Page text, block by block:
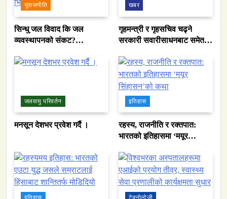
भूराजनीति
सिन्धु जल विवाद कि जल
व्यवस्थापनको संकट?
भित्री कथा
खबर
गृहमन्त्री र गृहसचिव चढ्ने
सरकारी सवारीसाधनबाट समेत
जलवायु परिवर्तन
मनसून देशभर प्रवेश गर्दै ।
इतिहास
रहस्य, राजनीति र रक्तपात:
भारतको इतिहासमा ‘मयूर
इतिहास टेक्नोलोजी